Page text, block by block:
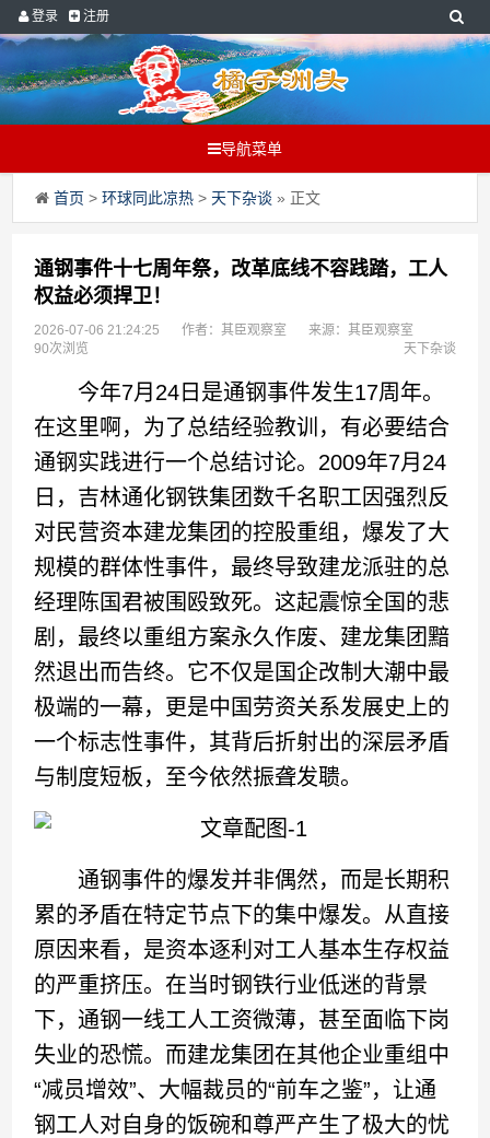
登录 注册
导航菜单
首页 >环球同此凉热 > 天下杂谈 » 正文
通钢事件十七周年祭，改革底线不容践踏，工人
权益必须捍卫！
2026-07-06 21:24:25 作者：其臣观察室
来源：其臣观察室
90次浏览
天下杂谈
今年7月24日是通钢事件发生17周年。
在这里啊，为了总结经验教训，有必要结合
通钢实践进行一个总结讨论。2009年7月24
日，吉林通化钢铁集团数千名职工因强烈反
对民营资本建龙集团的控股重组，爆发了大
规模的群体性事件，最终导致建龙派驻的总
经理陈国君被围殴致死。这起震惊全国的悲
剧，最终以重组方案永久作废、建龙集团黯
然退出而告终。它不仅是国企改制大潮中最
极端的一幕，更是中国劳资关系发展史上的
一个标志性事件，其背后折射出的深层矛盾
与制度短板，至今依然振聋发聩。
通钢事件的爆发并非偶然，而是长期积
累的矛盾在特定节点下的集中爆发。从直接
原因来看，是资本逐利对工人基本生存权益
的严重挤压。在当时钢铁行业低迷的背景
下，通钢一线工人工资微薄，甚至面临下岗
失业的恐慌。而建龙集团在其他企业重组中
“减员增效”、大幅裁员的“前车之鉴”，让通
钢工人对自身的饭碗和尊严产生了极大的忧